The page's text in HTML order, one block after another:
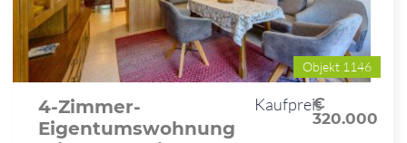
Objekt 1146
4-Zimmer-
Eigentumswohnung
Kaufpreis
€
320.000